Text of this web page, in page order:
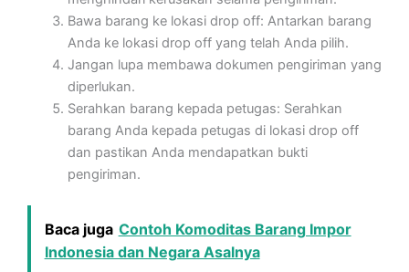
Bawa barang ke lokasi drop off: Antarkan barang
Anda ke lokasi drop off yang telah Anda pilih.
Jangan lupa membawa dokumen pengiriman yang
diperlukan.
Serahkan barang kepada petugas: Serahkan
barang Anda kepada petugas di lokasi drop off
dan pastikan Anda mendapatkan bukti
pengiriman.
Baca juga Contoh Komoditas Barang Impor
Indonesia dan Negara Asalnya